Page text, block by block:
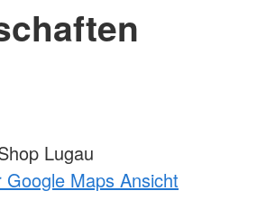
Lugau
Google Maps Ansicht